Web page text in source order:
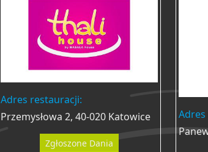
Adres restauracji:
Przemysłowa 2, 40-020 Katowice
Zgłoszone Dania